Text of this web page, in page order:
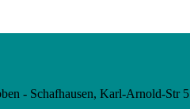
- Schafhausen, Karl-Arnold-Str